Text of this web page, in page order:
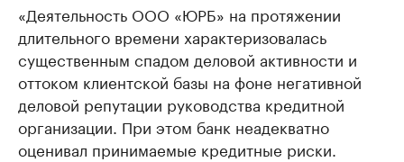
«Деятельность ООО «ЮРБ» на протяжении
длительного времени характеризовалась
существенным спадом деловой активности и
оттоком клиентской базы на фоне негативной
деловой репутации руководства кредитной
организации. При этом банк неадекватно
оценивал принимаемые кредитные риски.